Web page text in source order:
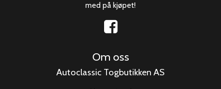
med på kjøpet!
Om oss
Autoclassic Togbutikken AS